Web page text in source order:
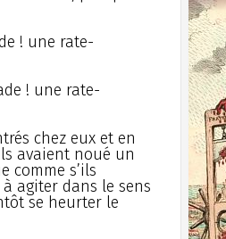
! une rate-
! une rate-
chez eux et en
avaient noué un
comme s’ils
agiter dans le sens
se heurter le